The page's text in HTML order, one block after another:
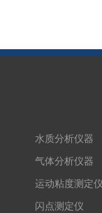
水质分析仪器
气体分析仪器
运动粘度测定
闪点测定仪